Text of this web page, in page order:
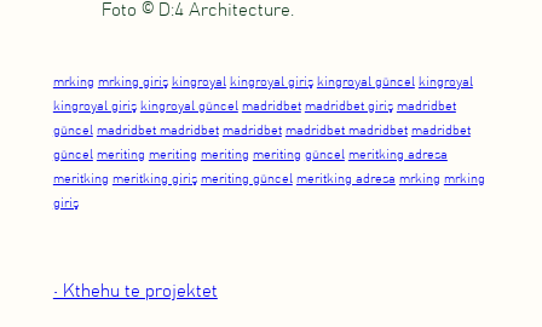
Foto © D:4 Architecture.
mrking mrking giriş kingroyal kingroyal giriş kingroyal güncel kingroyal
kingroyal giriş kingroyal güncel madridbet madridbet giriş madridbet
güncel madridbet madridbet madridbet madridbet madridbet madridbet
güncel meriting meriting meriting meriting güncel meritking adresa
meritking meritking giriş meriting güncel meritking adresa mrking mrking
giriş
• Kthehu te projektet